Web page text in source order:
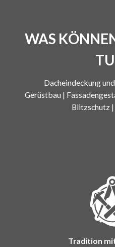
WAS
Dacheindeckung
Gerüstbau |
Blitzschutz
Tradition